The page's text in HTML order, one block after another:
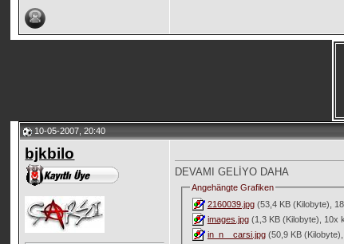
10-05-2007, 20:40
bjkbilo
DEVAMI GELİYO DAHA
Angehängte Grafiken
2160039.jpg(53,4 KB (Kilobyte),
images.jpg(1,3 KB (Kilobyte), 10x
in_n__carsi.jpg(50,9 KB